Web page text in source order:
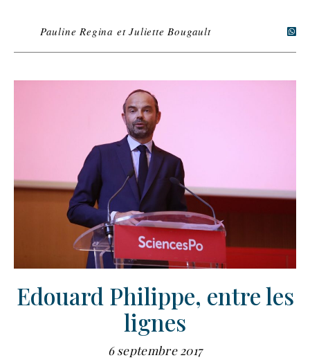
Pauline Regina et Juliette Bougault
Edouard Philippe, entre les
lignes
6 septembre 2017